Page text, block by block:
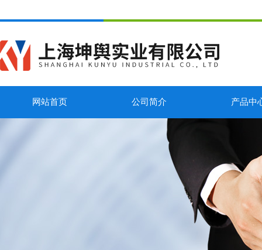
网站首页 公司简介 产品中